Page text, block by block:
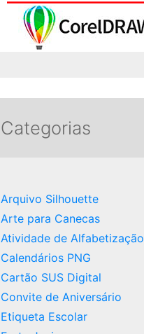
Categorias
Arquivo Silhouette
Arte para Canecas
Atividade de Alfabetização
Calendários PNG
Cartão SUS Digital
Convite de Aniversário
Etiqueta Escolar